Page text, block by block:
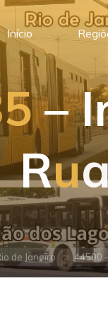
Início
5 – I
Ru
de Janeiro 44500